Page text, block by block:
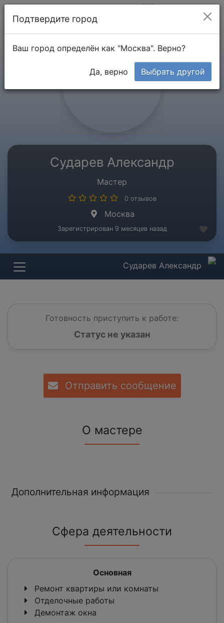
Сударев Александр
Мастер
0 отзывов
Москва
Зарегистрирован 9 месяцев назад
Сударев Александр
Готовность приступить к работе:
Статус не указан
Отправить сообщение
О мастере
Дополнительная информация
Сфера деятельности
Основная
Ремонт квартиры или комнаты
Отделочные работы
Демонтаж окна
Подтвердите город
Ваш город определён как "Москва". Верно?
Да, верно Выбрать другой